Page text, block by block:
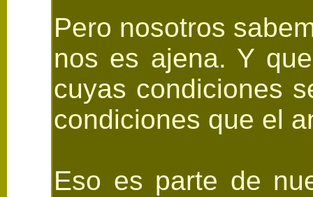
Pero nosotros
nos es ajena. Y
cuyas condiciones
condiciones que el
Eso es parte de